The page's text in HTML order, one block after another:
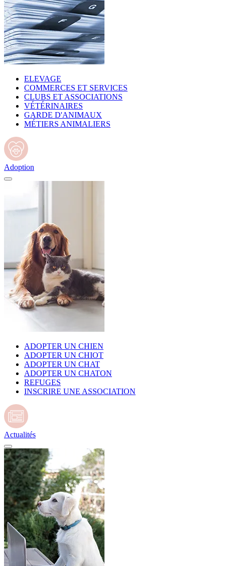
ELEVAGE
COMMERCES ET SERVICES
CLUBS ET ASSOCIATIONS
VÉTÉRINAIRES
GARDE D'ANIMAUX
MÉTIERS ANIMALIERS
Adoption
ADOPTER UN CHIEN
ADOPTER UN CHIOT
ADOPTER UN CHAT
ADOPTER UN CHATON
REFUGES
INSCRIRE UNE ASSOCIATION
Actualités